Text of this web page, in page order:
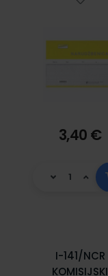
3,40 €
I-141/NCR
KOMISIJSKI